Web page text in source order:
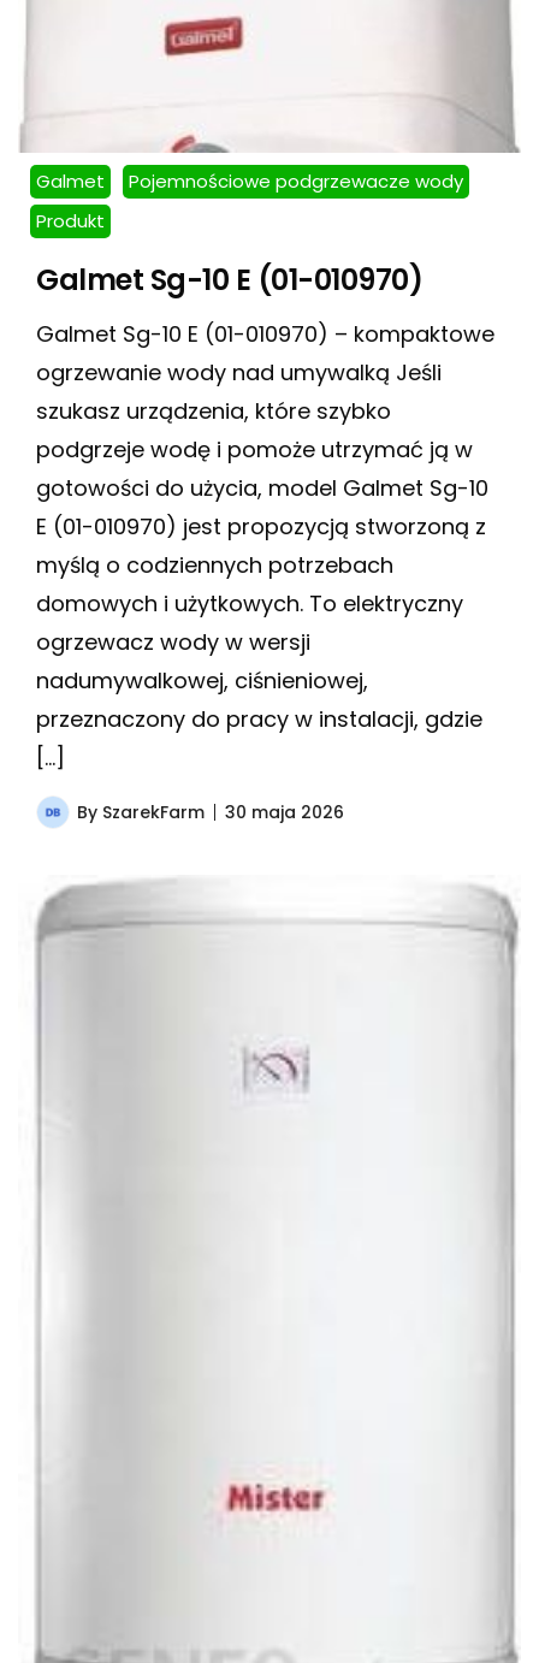
Galmet
Pojemnościowe podgrzewacze wody
Produkt
Galmet Sg-10 E (01-010970)
Galmet Sg-10 E (01-010970) – kompaktowe
ogrzewanie wody nad umywalką Jeśli
szukasz urządzenia, które szybko
podgrzeje wodę i pomoże utrzymać ją w
gotowości do użycia, model Galmet Sg-10
E (01-010970) jest propozycją stworzoną z
myślą o codziennych potrzebach
domowych i użytkowych. To elektryczny
ogrzewacz wody w wersji
nadumywalkowej, ciśnieniowej,
przeznaczony do pracy w instalacji, gdzie
[…]
By SzarekFarm 30 maja 2026